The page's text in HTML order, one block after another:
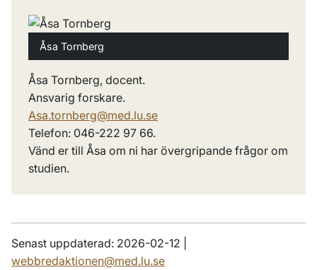
Åsa Tornberg
Åsa Tornberg, docent.
Ansvarig forskare.
Asa.tornberg@med.lu.se
Telefon: 046-222 97 66.
Vänd er till Åsa om ni har övergripande frågor om
studien.
Senast uppdaterad: 2026-02-12 |
webbredaktionen@med.lu.se